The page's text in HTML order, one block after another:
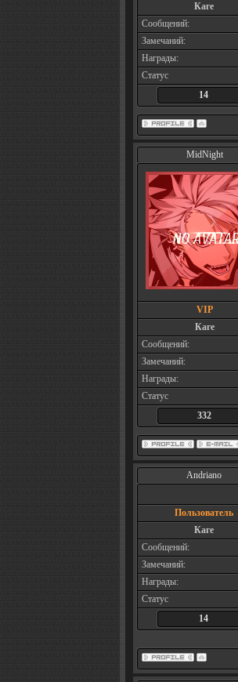
Каге
Сообщений:
Замечаний:
Награды:
Статус
14
MidNight
VIP
Каге
Сообщений:
Замечаний:
Награды:
Статус
332
Andriano
Пользователь
Каге
Сообщений:
Замечаний:
Награды:
Статус
14